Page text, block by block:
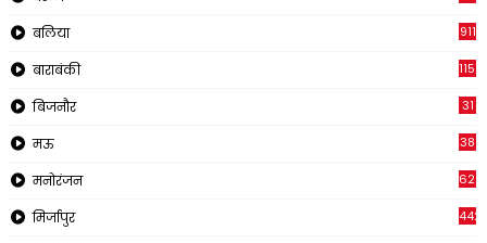
बलिया 911
बाराबंकी 1150
बिजनौर 31
मऊ 38
मनोरंजन 620
मिर्जापुर 442